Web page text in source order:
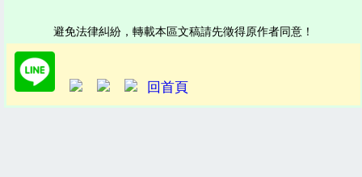
避免法律糾紛，轉載本區文稿請先徵得原作者同意！
回首頁